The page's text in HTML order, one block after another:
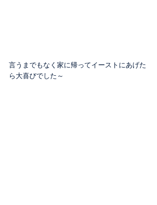
言うまでもなく家に帰ってイーストにあげた
ら大喜びでした～